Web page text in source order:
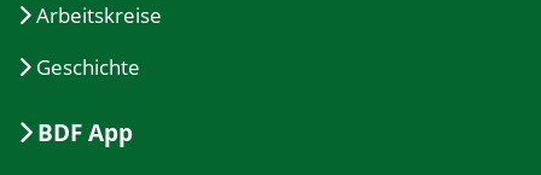
Arbeitskreise
Geschichte
BDF App